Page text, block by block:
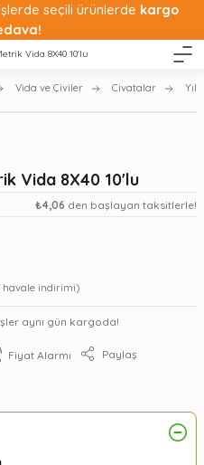
seçili ürünlerde kargo
Vida ve Çiviler Civatalar
Vida 8X40 10'lu
₺4,06 den başlayan taksitlerle!
havale indirimi)
aynı gün kargoda!
Fiyat Alarmı Paylaş